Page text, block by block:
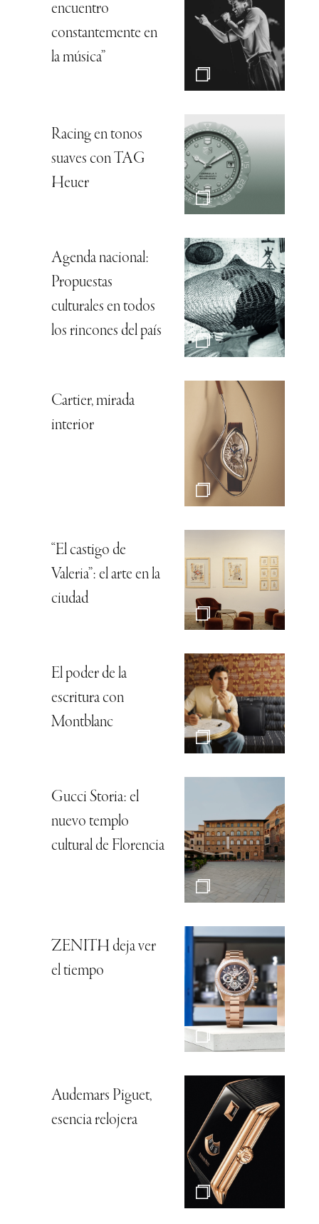
encuentro
constantemente en
la música”
Racing en tonos
suaves con TAG
Heuer
Agenda nacional:
Propuestas
culturales en todos
los rincones del país
Cartier, mirada
interior
“El castigo de
Valeria”: el arte en la
ciudad
El poder de la
escritura con
Montblanc
Gucci Storia: el
nuevo templo
cultural de Florencia
ZENITH deja ver
el tiempo
Audemars Piguet,
esencia relojera